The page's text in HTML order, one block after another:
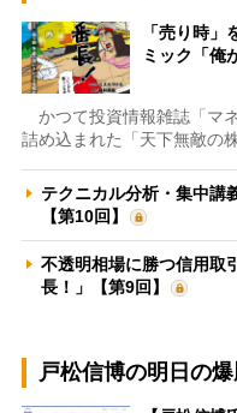
「売り時
ミック「俺
かつて投資情報雑誌「マ
詰め込まれた「天下無敵の
テクニカル分析・集中講
【第10回】
不透明相場に勝つ信用
長！」【第9回】
戸松信博の明日の爆